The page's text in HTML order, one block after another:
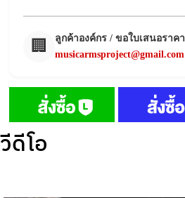
🏢
ลูกค้าองค์กร / ขอใบเสนอราคา
musicarmsproject@gmail.com
วีดีโอ